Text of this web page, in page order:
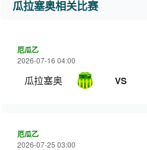
瓜拉塞奥相关比赛
厄瓜乙
2026-07-16 04:00
瓜拉塞奥 VS
厄瓜乙
2026-07-25 03:00